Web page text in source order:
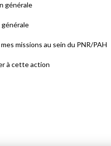
générale
missions au sein du PNR/PAH
à cette action